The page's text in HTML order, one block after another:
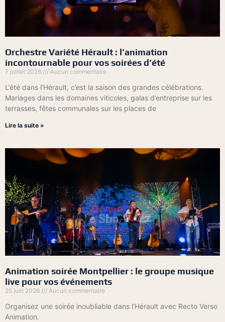
Orchestre Variété Hérault : l’animation
incontournable pour vos soirées d’été
7 juillet 2026 Aucun commentaire
L’été dans l’Hérault, c’est la saison des grandes célébrations.
Mariages dans les domaines viticoles, galas d’entreprise sur les
terrasses, fêtes communales sur les places de
Lire la suite »
Animation soirée Montpellier : le groupe musique
live pour vos événements
25 juin 2026 Aucun commentaire
Organisez une soirée inoubliable dans l’Hérault avec Recto Verso
Animation.